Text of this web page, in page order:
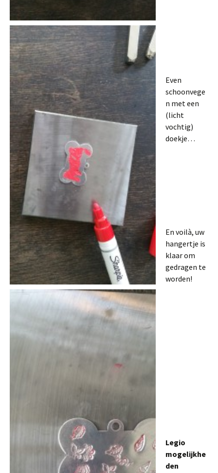
Even
schoonvege
n met een
(licht
vochtig)
doekje…
En voilà, uw
hangertje is
klaar om
gedragen te
worden!
Legio
mogelijkhe
den